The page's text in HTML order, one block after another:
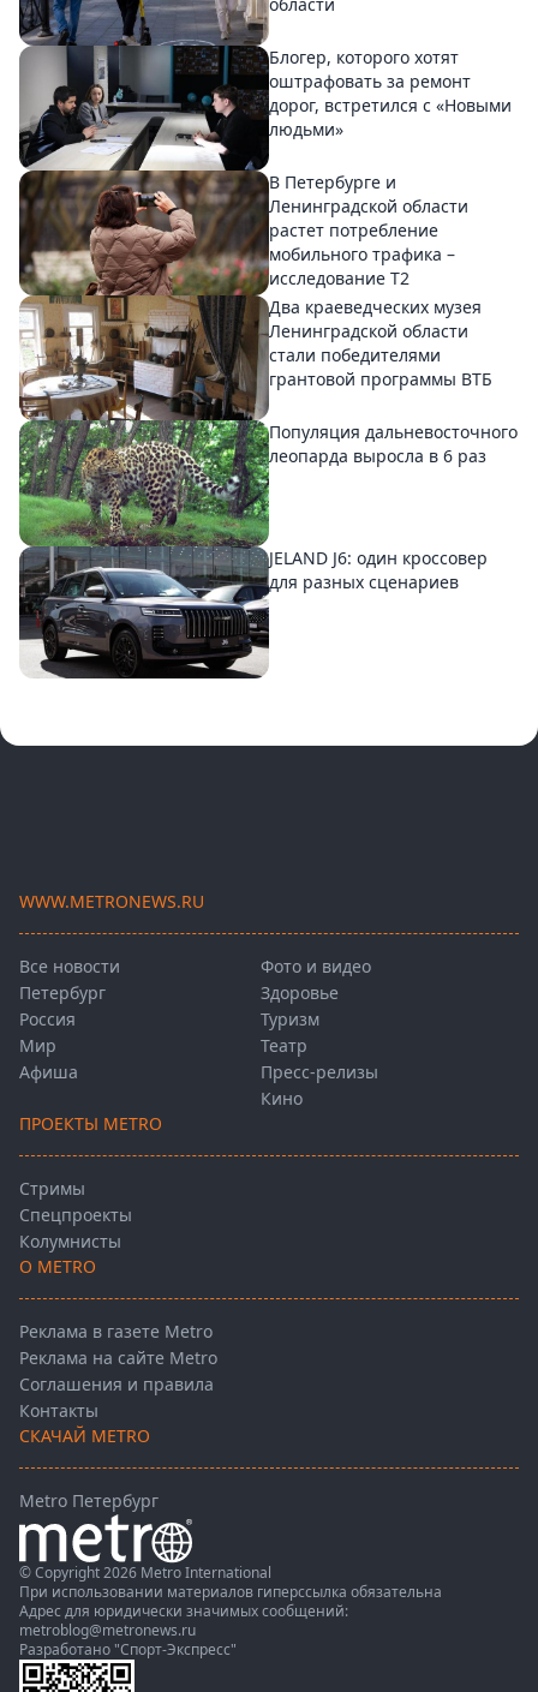
Блогер, которого хотят
оштрафовать за ремонт
дорог, встретился с «Новыми
людьми»
В Петербурге и
Ленинградской области
растет потребление
мобильного трафика –
исследование T2
Два краеведческих музея
Ленинградской области
стали победителями
грантовой программы ВТБ
Популяция дальневосточного
леопарда выросла в 6 раз
JELAND J6: один кроссовер
для разных сценариев
WWW.METRONEWS.RU
Все новости
Петербург
Россия
Мир
Афиша
Фото и видео
Здоровье
Туризм
Театр
Пресс-релизы
Кино
ПРОЕКТЫ METRO
Стримы
Спецпроекты
Колумнисты
О METRO
Реклама в газете Metro
Реклама на сайте Metro
Соглашения и правила
Контакты
СКАЧАЙ METRO
Metro Петербург
© Copyright 2026 Metro International
При использовании материалов гиперссылка обязательна
Адрес для юридически значимых сообщений:
metroblog@metronews.ru
Разработано "Спорт-Экспресс"